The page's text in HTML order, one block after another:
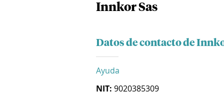
Innkor Sas
Datos de contacto de
Ayuda
NIT: 9020385309